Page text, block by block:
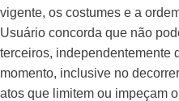
vigente, os costumes e a
Usuário concorda que não
terceiros, independentemente
momento, inclusive no
atos que limitem ou impeçam